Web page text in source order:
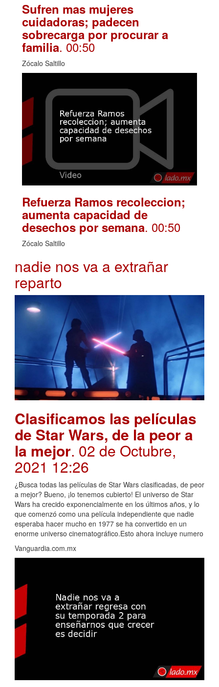
Sufren mas mujeres
cuidadoras; padecen
sobrecarga por procurar a
familia. 00:50
Zócalo Saltillo
Refuerza Ramos recoleccion;
aumenta capacidad de
desechos por semana. 00:50
Zócalo Saltillo
nadie nos va a extrañar
reparto
Clasificamos las películas
de Star Wars, de la peor a
la mejor. 02 de Octubre,
2021 12:26
¿Busca todas las películas de Star Wars clasificadas, de peor
a mejor? Bueno, ¡lo tenemos cubierto! El universo de Star
Wars ha crecido exponencialmente en los últimos años, y lo
que comenzó como una película independiente que nadie
esperaba hacer mucho en 1977 se ha convertido en un
enorme universo cinematográfico.Esto ahora incluye numero
Vanguardia.com.mx